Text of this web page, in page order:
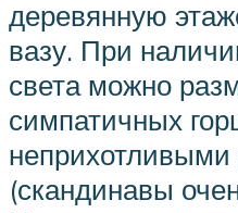
деревянную
вазу. При
света можно
симпатичных
неприхотливыми
(скандинавы